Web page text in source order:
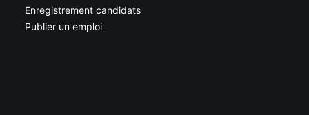
Enregistrement candidats
Publier un emploi